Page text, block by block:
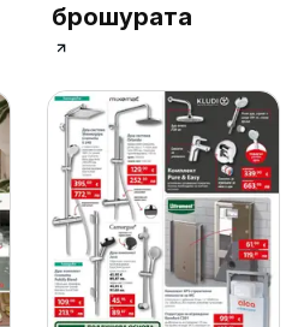
брошурата